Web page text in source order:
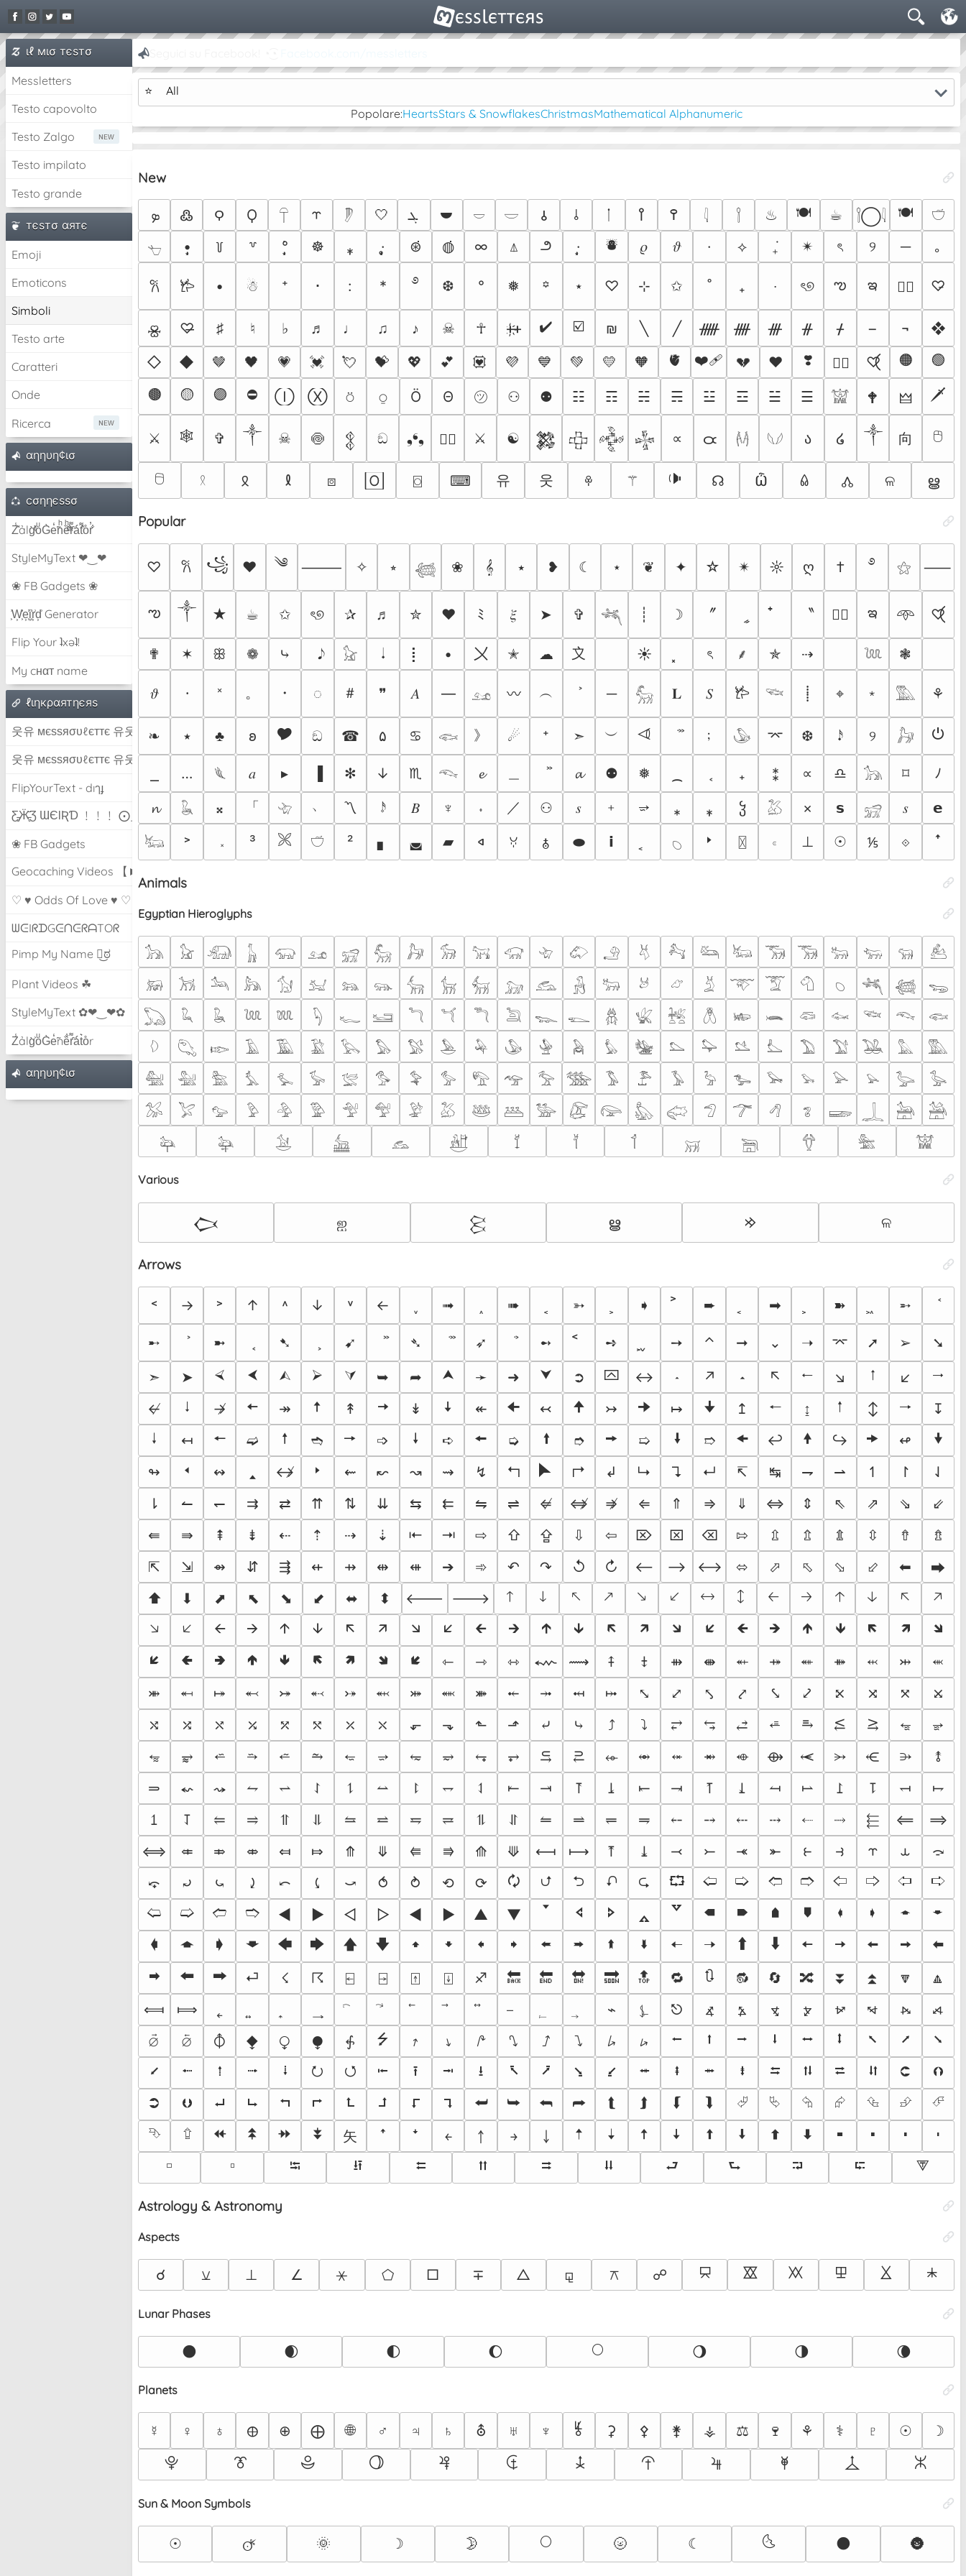
ιℓ мισ тєѕтσ
Messletters
Testo capovolto
Testo Zalgo
Testo impilato
Testo grande
тєѕтσ αятє
Emoji
Emoticons
Simboli
Testo arte
Caratteri
Onde
Ricerca
αηηυη¢ισ
cσηηєѕѕσ
Z̾̽ảlg̀͐ͭ̽oͧG̀e̒̃nͪȅͪͫ̏̐r͌̑á͑t͌̑͛o̊r̓̐
StyleMyText ❤‿❤
❀ FB Gadgets ❀
͕͗W͕͕͗͗e͕͕͗͗i͕͕͗͗r͕͗d͕͗ Generator
Flip Your ʇxəʇ!
My cнαт name
ℓιηкραятηєяѕ
웃유 мєѕѕяσυℓєттє 유웃
웃유 мєѕѕяσυℓєттє 유웃
FlipYourText - dıๅɟ
Ƹ̵̡Ӝ̵̨̄Ʒ ƜЄƖƦƊ ﹗﹗﹗ ⨀_⨀
❀ FB Gadgets
Geocaching Videos 【►】
♡ ♥ Odds Of Love ♥ ♡
ᗯᕮIᖇᗪGᕮᑎᕮᖇᗩTOᖇ
Pimp My Name ಠ͜ಠ
Plant Videos ☘
StyleMyText ✿❤‿❤✿
Z̾ảlg̀͐oͧG̀e̒̃nȅ̐r͌̑á͑t͛o̊r
αηηυη¢ισ
⭐
All
Popolare:HeartsStars & SnowflakesChristmasMathematical Alphanumeric
New
ܤ ߷ 𐊭 Ϙ 𓋼 ⥾ 𓏢 🤍 ܓ ⯋ 𓎠 𓎟 𑀯 ⫰ ᛙ 𐩺 ߉ 𓇋 𓌉 ♨ 🍽 ☕︎ 𓌉◯𓇋 🍽️
𓎩
𓐐
•̩̩͙ ꒦ ꒷ °̩̩͙̇ ☸︎ ⁎̩ ·̩̩̥͙ ⊛̇̇̇̇ ◍̇̇̇ ∞ ⍋ ౨ ·̩̩͙ ⛇ 𝜚 𝜗 · ⟡ ₊݁ ✴︎ ৎ ୨ ─ ｡
𐙚 𐂂 • ☃︎ ⁺ ･ : * ࿔ ❆ ° ❅ ꙳ ⋆ ♡ ⊹ ✩ ˚ ₊ ‧ ৎ୭ ఌ ఇ ♡⃕ ♡̵
🝮 ♡̶ ♯ ♮ ♭ ♬ ♩ ♫ ♪ ☠︎ ☥ ᚐ҉ᚐ ✔️ ☑️ ₪ ╲ ╱ ᚏ ᚎ ᚍ ᚌ ᚋ ¬
❖
◇
◆ 🤎 🖤 💗 💓 💘 💝 💖 💕 💟 💜 💙 💚 💛 🧡 🫀 ❤️‍🩹 💔 ❤️ ❣️ ❤️‍🔥 ♡⃝ 🟠
🟢
🟤
🟡 🟣 ⛔ Ⓘ Ⓧ ⍥ ⍜ Ö Θ ㋡ ⚇ ⚉ ☷ ☶ ☵ ☴ ☳ ☲ ☱ ☰ 𓀬 🕈 🜲 🗡
⚔︎ 🕸 ✞︎ ༒︎ ☠︎︎ 🍥 𒉭 ඞ ❟❛❟ 🏴‍☠️ ⚔ ☯ 𒄆 𒇫 𒅒 𒈔 ∝ 𑁛 𓌹𓌺 𓆩𓆪 ა ໒ ༒ 向 🖰
🖯 𓍲 𐠦 𐑙 ⧇ 🄾 ⌼ ⌨ 유 웃 ꁚ ⚚ 🕩 ☊ Ѽ 𑃢 🝓 ଳ ൠ
Popular
♡ 𐙚 ꧁ ♥ ༄ ⸻ ✧ ⭒ 𓆉 ❀ 𝄞 ⭑ ❥ ☾ ⋆ ❦ ✦ ☆ ✴︎ ☼ ღ † ࿔ ⚝ ⸺
ఌ ༒︎ ★ ☕︎ ✩ ৎ୭ ✰ ♬ ✮ ❤ ﾐ 𝜉 ➤ ✞ 𓆈 ┊ ☽ 〞 〝 ♡⃕ ఇ 𖥸 ♡⃝
✟ ✶ ꕥ ❁ ⤷ 𓃠 𝆺𝅥 ⡇ • 〤 ✭ ☁ 〩 ☀ ৎ ⸙ ✯ ⇢ 𓆙 ❃
𝜗 ⸱ ༝ 。 ・ ◌ ＃ ❞ 𝐴 ― 𓃭 〰 ︵ ─ 𓃵 𝐋 𝑆 𐂂 𓆝 ⸽ ⌖ ﹡ 𓅔 ⚘
❧ ٭ ♣ 𐐪 🎔 ඞ ☎ ۵ ♋︎ 𓆟 》 ☄ ⁺ ➣ ︶ ⏿ ﹔ 𓅇 ⌤ ❆ 𝆺𝅥𝅯 ୨ 𓃗 ⏻
… 𓆰 𝑎 ▸ ✻ ↓ ♏︎ 𓆞 𝓮 𝓪 ⚉ ❅ ₊ ⁑ ∝ ♎︎ 𓃥 ⌑
ﾉ
𝓷
𓆘 𝄪 「 𓄀 ﹅ 〽 𝆹𝅥𝅯 𝐵 ♆ ⬫ ／ ⚇ 𝑠 ﹢ ⭌ ⁎ ⁎̩ ჴ 𓅷 × 𝘀 𓃸 𝆍 𝗲
𓃜 ˃ ³ 🙪 𓎩 ² ▖ ◛ ▰ 𐤿 ꃼ 🜱 ⬬ 𝗶 𓆇 🢒 〿 𝇊 ⊥ ☉ ⅕ ⟐ ꜛ
Animals
Egyptian Hieroglyphs
𓃥 𓃠 𓃰 𓃱 𓃯 𓃭 𓃸 𓃵 𓃗 𓃘 𓃙 𓃟 𓄀 𓄁 𓄂 𓄃 𓃚 𓃛 𓃜 𓃝 𓃞 𓃒 𓃓 𓃔
𓃕
𓃖
𓃡 𓃢 𓃦 𓃩 𓃫 𓃬 𓃮 𓃲 𓃴 𓃶 𓃷 𓃹 𓃻 𓃽 𓃾 𓃿 𓄄 𓄅 𓄆 𓄇 𓆇 𓆈 𓆉
𓆌
𓆏
𓆗 𓆘 𓆙 𓆚 𓆐 𓆑 𓆒 𓆓 𓆔 𓆕 𓆖 𓆊 𓆍 𓆣 𓆤 𓆥 𓆦 𓆧 𓆨 𓆛 𓆜 𓆝 𓆞
𓆟
𓆠
𓆡 𓆢 𓄿 𓅀 𓅁 𓅂 𓅃 𓅄 𓅅 𓅆 𓅇 𓅈 𓅉 𓅊 𓅋 𓅌 𓅍 𓅎 𓅏 𓅐 𓅑 𓅒 𓅓
𓅔
𓅕
𓅖 𓅗 𓅘 𓅙 𓅚 𓅛 𓅜 𓅝 𓅞 𓅟 𓅠 𓅡 𓅢 𓅣 𓅤 𓅥 𓅦 𓅧 𓅨 𓅩 𓅪 𓅫 𓅬
𓅭
𓅮
𓅯 𓅰 𓅱 𓅲 𓅳 𓅴 𓅵 𓅶 𓅷 𓅸 𓅹 𓅺 𓅻 𓅼 𓅽 𓅾 𓅿 𓆀 𓆁 𓆂 𓆃 𓆆 𓃣
𓃤
𓃧
𓃨 𓃪 𓃳 𓃺 𓃼 𓄈 𓄉 𓄊 𓄚 𓆋 𓆫 𓆲 𓀬
Various
𒆨 ஐ 𒆩 ൠ 𐰢 ଳ
Arrows
˂ → ˃ ↑ ˄ ↓ ˅ ← ➟ ➠ ➳ ➧ ➨ ➡ ➽ ➵
➸ ➼ ➷ ➹ ➴ ➶ ➻ ➺ ➙ ⌃ ➞ ⌄ ➝ ⌤ ➚ ➢
➘
➣
➤ ⮘ ⮜ ⮙ ⮚ ⮛ ➥ ➦ ⮝ ➛ ➜ ⮟ ➲ ⮹ ↔ 𝧵 ↗ 𝧶 ↖ 🠀 ↘ 🠁 ↙
🠂
↚
🠃 ↛ 🠄 ↠ 🠅 ↟ 🠆 ↡ 🠇 ↞ 🠈 ↢ 🠉 ↣ 🠊 ↦ 🠋 ↥ 🠐 ↨ 🠑 ↕ 🠒
↧
🠓
↤ 🠔 ➫ 🠕 ➬ 🠖 ➩ 🠗 ➪ 🠘 ➭ 🠙 ➮ 🠚 ➯ 🠛 ➱ 🠜 ↩ 🠝 ↪ 🠞 ↫
🠟
↬
🢐 ↭ ↮ 🢒 ⇜ ↜ ↝ ⇝ ↯ ↰ 🮰 ↱ ↲ ↳ ↴ ↵ ↸ ↹ ⇁ ⇀ ↿ ↾
⇃
⇂
↼ ↽ ⇉ ⇄ ⇈ ⇅ ⇊ ⇆ ⇇ ⇋ ⇌ ⇍ ⇎ ⇏ ⇐ ⇑ ⇒ ⇓ ⇔ ⇕ ⇖ ⇗ ⇘
⇙
⇚
⇛ ⇞ ⇟ ⇠ ⇡ ⇢ ⇣ ⇤ ⇥ ⇨ ⇧ ⇪ ⇩ ⇦ ⌦ ⌧ ⌫ ⇰ ⇫ ⇬ ⇭ ⇳ ⇮
⇯
⇱
⇲ ⇴ ⇵ ⇶ ⇷ ⇸ ⇹ ⇺ ➔ ➾ ↶ ↷ ↺ ↻ ⟵ ⟶ ⟷ ⬄ ⬀ ⬁ ⬂ ⬃ ⬅
⮕
⬆
⬇ ⬈ ⬉ ⬊ ⬋ ⬌ ⬍ 🡐 🡒 🡑 🡓 🡔 🡕 🡖 🡗 🡘 🡙 🡠 🡢 🡡 🡣 🡤
🡥
🡦
🡧 🡨 🡪 🡩 🡫 🡬 🡭 🡮 🡯 🡰 🡲 🡱 🡳 🡴 🡵 🡶 🡷 🡸 🡺 🡹 🡻 🡼 🡽
🡾
🡿
🢀 🢂 🢁 🢃 🢄 🢅 🢆 🢇 ⇽ ⇾ ⇿ ⬳ ⟿ ⤉ ⤈ ⇻ ⇼ ⬴ ⤀ ⬵ ⤁ ⬹ ⤔
⬺
⤕
⬶ ⤅ ⬻ ⤖ ⬷ ⤐ ⬼ ⤗ ⬽ ⤘ ⤝ ⤞ ⤟ ⤠ ⤡ ⤢ ⤣ ⤤ ⤥ ⤦ ⤪ ⤨ ⤧
⤩
⤭
⤮ ⤯ ⤰ ⤱ ⤲ ⤫ ⤬ ⬐ ⬎ ⬑ ⬏ ⤶ ⤷ ⤴ ⤵ ⥂ ⥃ ⥄ ⭀ ⥱ ⥶ ⥸ ⭂
⭈
⭊
⥵ ⭁ ⭇ ⭉ ⥲ ⭋ ⭌ ⥳ ⥴ ⥆ ⥅ ⥹ ⥻ ⬰ ⥈ ⬾ ⥇ ⬲ ⟴ ⥷ ⭃ ⥺ ⭄
⥉
⥰
⬿ ⤳ ⥊ ⥋ ⥌ ⥍ ⥎ ⥏ ⥐ ⥑ ⥒ ⥓ ⥔ ⥕ ⥖ ⥗ ⥘ ⥙ ⥚ ⥛ ⥜ ⥝ ⥞
⥟
⥠
⥡ ⥢ ⥤ ⥣ ⥥ ⥦ ⥨ ⥧ ⥩ ⥮ ⥯ ⥪ ⥬ ⥫ ⥭ ⤌ ⤍ ⤎ ⤏ ⬸ ⤑ ⬱ ⟸
⟹
⟺
⤂ ⤃ ⤄ ⤆ ⤇ ⤊ ⤋ ⭅ ⭆ ⟰ ⟱ ⟻ ⟼ ⤒ ⤓ ⤙ ⤚ ⤛ ⤜ ⥼ ⥽ ⥾ ⥿
⤼
⤽
⤾ ⤿ ⤸ ⤺ ⤹ ⤻ ⥀ ⥁ ⟲ ⟳ 🗘 ⮍ ⮌ ⮏ ⮎ ⮔ 🢠 🢡 🢢 🢣 🢤 🢥 🢦
🢧
🢨
🢩 🢪 🢫 ◄ ► ◅ ▻ ◀ ▶ ▲ ▼ 🢓 🢔 🢖 🢕 🢗 🠴 🠶 🠵 🠷 🠼 🠾 🠽
🠿
🡀
🡁 🡂 🡃 🡄 🡆 🡅 🡇 🠹 🠻 🠸 🠺 🢘 🢚 🢙 🢛 🠠 🠢 🠱 🠳 🠤 🠦 🠨 🠪
🠬
🠮
🠰 🠲 ⏎ ☇ ☈ ⍇ ⍈ ⍐ ⍗ ♐ 🔙 🔚 🔛 🔜 🔝 🔁 🔃 🔂 🔄 🔀 ⏬ ⏫ 🔽
🔼
⟽
⟾ ˿ ⌁ ⍼ ⎋ ⦨ ⦩ ⦪ ⦫ ⦬ ⦭ ⦮
⦯
⦳
⦴ ⦽ ⧪ ⧬ ⧭ ⨗ ⭍ ⭎ ⭏ ⭚ ⭛ ⭜ ⭝ ⭞ ⭟ ⭠ ⭡ ⭢ ⭣ ⭤ ⭥ ⭦ ⭧
⭨
⭩
⭪ ⭫ ⭬ ⭭ ⭮ ⭯ ⭰ ⭱ ⭲ ⭳ ⭶ ⭷ ⭸ ⭹ ⭺ ⭻ ⭼ ⭽ ⮀ ⮁ ⮂ ⮃ ⮈
⮉
⮊
⮋ ⮠ ⮡ ⮢ ⮣ ⮤ ⮥ ⮦ ⮧ ⮨ ⮩ ⮪ ⮫ ⮬ ⮭ ⮮ ⮯ ⮰ ⮱ ⮲ ⮳ ⮴ ⮵
⮶
⮷
⮸ ⯬ ⯭ ⯮ ⯯ ⽮ ꜛ ꜜ ￩ ￪ ￫ ￬ 🠡 🠣 🠥 🠧 🠩 🠫 🠭 🠯 🢜 🢝 🢞
🢟
🢬
🢭 ⭾ ⭿ ⮄ ⮅ ⮆ ⮇ ⮐ ⮑ ⮒ ⮓ ⮗
Astrology & Astronomy
Aspects
☌ ⚺ ⊥ ∠ ⚹ ⬠ □ ∓ △ ⚼ ⚻ ☍ ⯳ ⯴ ⯵ ⯶ ⯷ ⯸
Lunar Phases
🌑 🌒 🌓 🌔 🌕 🌖 🌗 🌘
Planets
☿ ♀ ♁ 🜨 ⊕ ⨁ 🌐 ♂ ♃ ♄ ⛢ ♅ ♆ ⯉ ⚳ ⚴ ⚵ ⚶ ⚖ 🍷 ⚘ ⚕ ♇ ☉
☽
⯓
⯔ ⯕ ⯖ ⯠ ⯡ ⯢ ⯣ ⯤ ⯥ ⯦ ⯧
Sun & Moon Symbols
☉ 🜚 🌞 ☽ 🌛 🌕 🌝 ☾ 🌜 🌑 🌚